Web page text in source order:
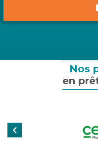
Assurance
Assurance
Qui sommes-nous ?
Nos
en